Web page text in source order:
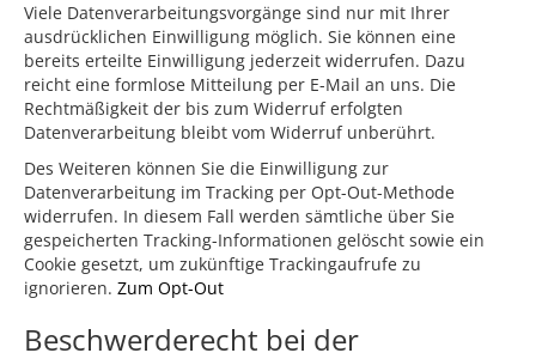
Viele Datenverarbeitungsvorgänge sind nur mit Ihrer
ausdrücklichen Einwilligung möglich. Sie können eine
bereits erteilte Einwilligung jederzeit widerrufen. Dazu
reicht eine formlose Mitteilung per E-Mail an uns. Die
Rechtmäßigkeit der bis zum Widerruf erfolgten
Datenverarbeitung bleibt vom Widerruf unberührt.
Des Weiteren können Sie die Einwilligung zur
Datenverarbeitung im Tracking per Opt-Out-Methode
widerrufen. In diesem Fall werden sämtliche über Sie
gespeicherten Tracking-Informationen gelöscht sowie ein
Cookie gesetzt, um zukünftige Trackingaufrufe zu
ignorieren. Zum Opt-Out
Beschwerderecht bei der